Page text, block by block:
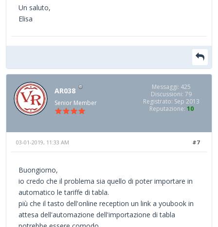
Un saluto,
Elisa
AR038
Senior Member
Messaggi: 425
Discussioni: 79
Registrato: Sep 2013
Reputazione: 10
#7
03-01-2019, 11:33 AM
Buongiorno,
io credo che il problema sia quello di poter importare in
automatico le tariffe di tabla.
più che il tasto dell'online reception un link a youbook in
attesa dell'automazione dell'importazione di tabla